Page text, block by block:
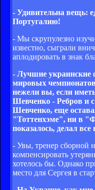
- Удивительна вещь:
Португалию!
- Мы скрупулезно
известно, сыграли
аплодировать в знак
- Лучшие украинские
мировых
нежели вы, если
Шевченко - Ребров и
Шевченко, еще
"Тоттенхэме", ни в
показалось, делал
- Увы, тренер сборной
компенсировать
хотелось бы. Однако
место для Сергея в